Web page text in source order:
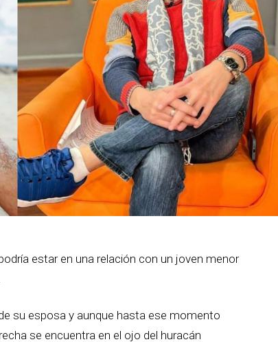
estar en una relación con un joven menor
su esposa y aunque hasta ese momento
se encuentra en el ojo del huracán